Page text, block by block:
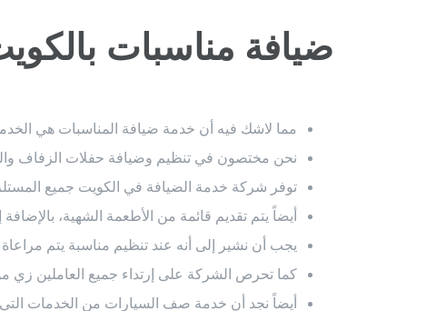
ضيافة مناسبات
مما لاشك فيه أن خدمة ضيافة المناسبات هي
نحن مختصون في تنظيم وضيافة حفلات الزفاف
توفر شركة خدمة الضيافة في الكويت جميع
أيضاً يتم تقديم قائمة من الأطعمة الشهية،
يجب أن نشير إلى أنه عند تنظيم مناسبة يتم مراعاة
كما تحرص الشركة على إرتداء جميع العاملين زي
أيضاً نجد أن خدمة صف السيارات من الخدمات التي